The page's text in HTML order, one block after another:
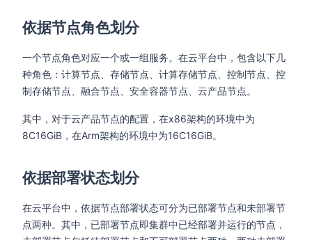
依据节点角色划分
一个节点角色对应一个或一组服务。在云平台中，包含以下几
种角色：计算节点、存储节点、计算存储节点、控制节点、控
制存储节点、融合节点、安全容器节点、云产品节点。
其中，对于云产品节点的配置，在x86架构的环境中为
8C16GiB，在Arm架构的环境中为16C16GiB。
依据部署状态划分
在云平台中，依据节点部署状态可分为已部署节点和未部署节
点两种。其中，已部署节点即集群中已经部署并运行的节点，